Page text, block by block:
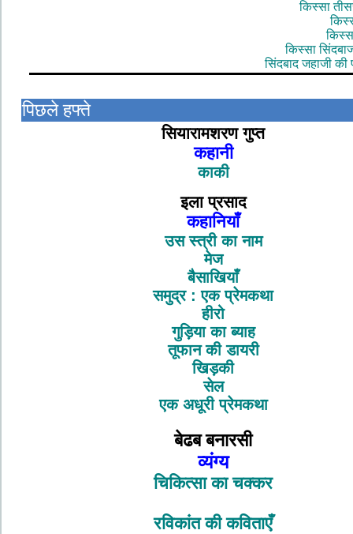
किस्सा
किस्सा
सिंदबाद जहाजी की
पिछले हफ्ते
सियारामशरण गुप्त
कहानी
काकी
इला प्रसाद
कहानियाँ
उस स्त्री का नाम
मेज
बैसाखियाँ
समुद्र : एक प्रेमकथा
हीरो
गुड़िया का ब्याह
तूफान की डायरी
खिड़की
सेल
एक अधूरी प्रेमकथा
बेढब बनारसी
व्यंग्य
चिकित्सा का चक्कर
रविकांत की कविताएँ